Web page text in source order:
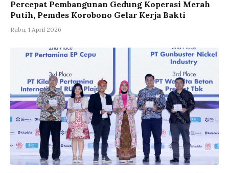
Percepat Pembangunan Gedung Koperasi Merah
Putih, Pemdes Korobono Gelar Kerja Bakti
Rabu, 1 April 2026